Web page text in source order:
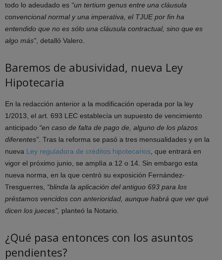
todo lo adeudado es “un tertium genus entre una cláusula
convencional normal y una imperativa, el TJUE por fin ha
entendido que no es sólo una cláusula contractual, sino que es
algo más” , detalló Valero.
Baremos de abusividad, nueva Ley
Hipotecaria
En la redacción anterior a la modificación operada por la ley
1/2013, el art. 693 LEC establecía un supuesto de vencimiento
anticipado “en caso de falta de pago de, alguno de los plazos
diferentes” . Tras la reforma se pasó a tres mensualidades y en la
nueva Ley reguladora de créditos hipotecarios , que entrará en
vigor el próximo junio, se amplía a 12 o 14. Sin embargo esta
nueva norma, en la que centró su exposición Fernández-
Tresguerres, “blinda la aplicación del antiguo 693 para los
préstamos vencidos con anterioridad, aunque habrá que ver qué
dicen los jueces”, planteó la Notario.
¿Qué pasa entonces con los asuntos
pendientes?